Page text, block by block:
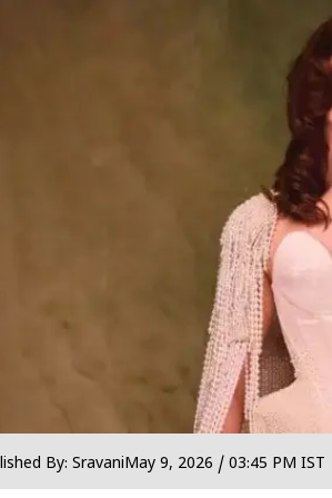
By: SravaniMay 9, 2026 / 03:45 PM IST